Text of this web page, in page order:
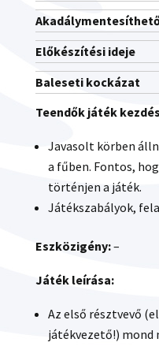
Előkészítési ideje
Baleseti kockázat
Teendők játék
Javasolt körben
a fűben. Fontos,
történjen a játék.
Játékszabályok,
Eszközigény:–
Játék leírása:
Az első résztvevő
játékvezető!) mond